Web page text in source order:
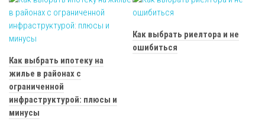
Как выбрать ипотеку на
жилье в районах с
ограниченной
инфраструктурой: плюсы и
минусы
Как выбрать риелтора и не
ошибиться